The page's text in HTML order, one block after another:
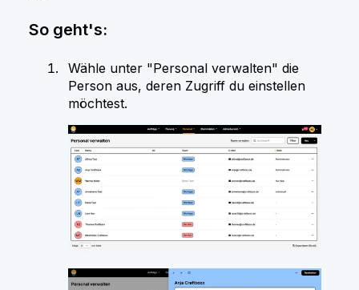
So geht's:
Wähle unter "Personal verwalten" die
Person aus, deren Zugriff du einstellen
möchtest.